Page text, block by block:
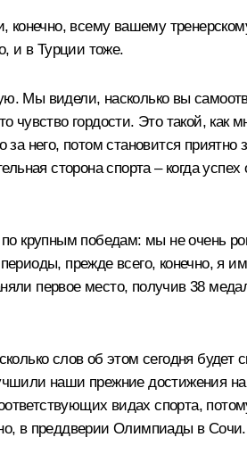
конечно, всему вашему
и в Турции тоже.
Мы видели, насколько вы
чувство гордости. Это такой,
него, потом становится
сторона спорта – когда
крупным победам: мы не очень
прежде всего, конечно,
первое место, получив 38
слов об этом сегодня
наши прежние достижения
видах спорта,
в преддверии Олимпиады в Сочи.